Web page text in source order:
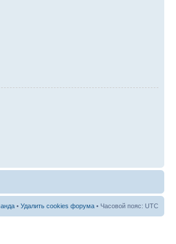
• Удалить cookies форума • Часовой пояс: UTC